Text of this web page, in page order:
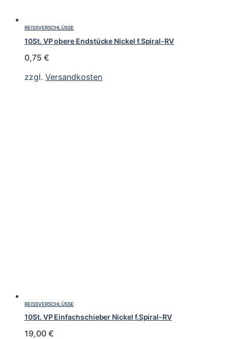
REISSVERSCHLÜSSE
10St. VP obere Endstücke Nickel f.Spiral-RV
0,75 €
zzgl. Versandkosten
REISSVERSCHLÜSSE
10St. VP Einfachschieber Nickel f.Spiral-RV
19,00 €